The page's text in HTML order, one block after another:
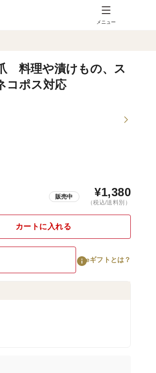
メニュー
料理や漬けもの、ス
コポス対応
販売中 ¥1,380
（税込/送料別）
カートに入れる
eギフトとは？